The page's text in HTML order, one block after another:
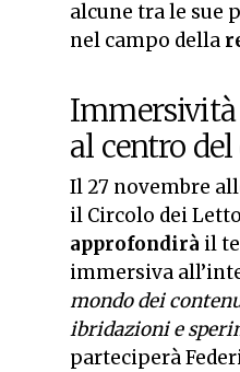
alcune tra le sue
nel campo della
al centro
Il 27 novembre
il Circolo dei
approfondirà il
immersiva
mondo dei
ibridazioni e
parteciperà